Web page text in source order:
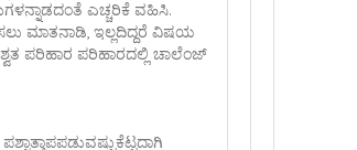
ಎಚ್ಚರಿಕೆ ವಹಿಸಿ.
ಮಾತನಾಡಿ, ಇಲ್ಲದಿದ್ದರೆ ವಿಷಯ
ಪರಿಹಾರ ಪರಿಹಾರದಲ್ಲಿ ಚಾಲೆಂಜ್